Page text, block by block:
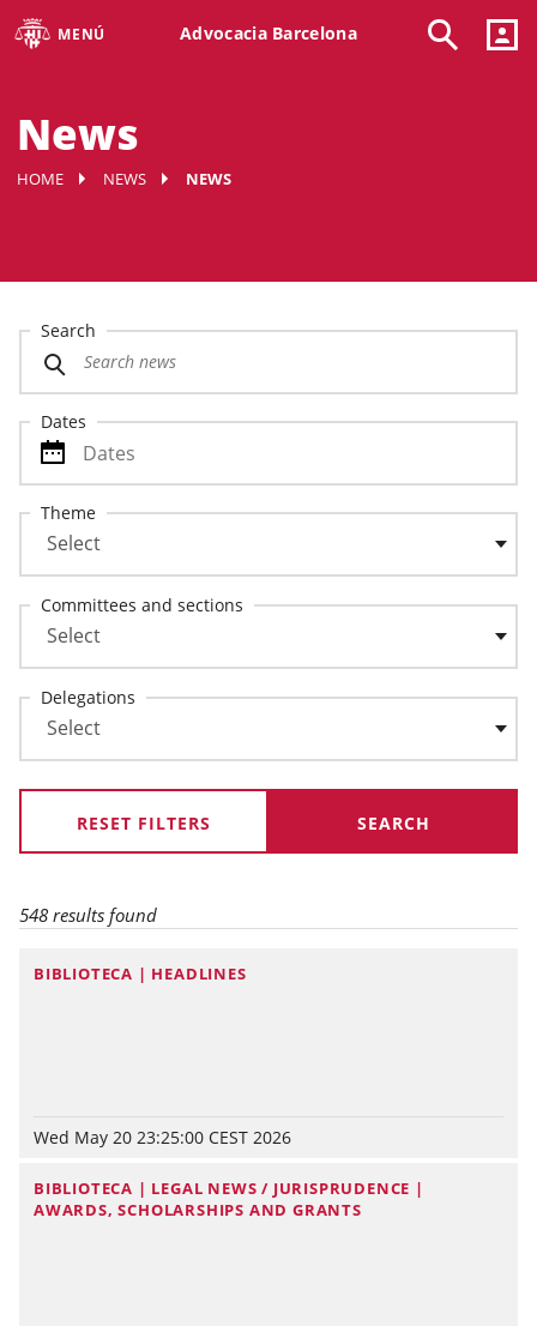
MENÚ Advocacia Barcelona
News
HOME NEWS NEWS
Search
Dates
Theme
Committees and sections
Delegations
RESET FILTERS
548 results found
BIBLIOTECA | HEADLINES
Wed May 20 23:25:00 CEST 2026
BIBLIOTECA | LEGAL NEWS / JURISPRUDENCE |
AWARDS, SCHOLARSHIPS AND GRANTS